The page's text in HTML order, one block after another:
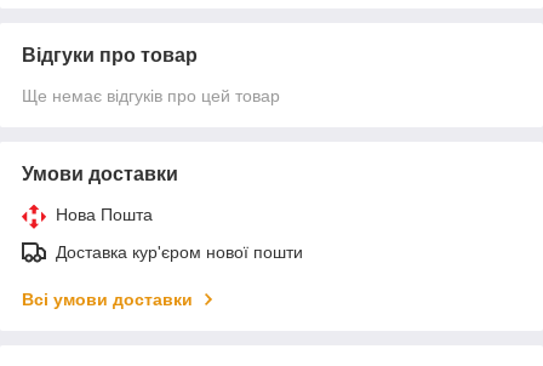
Відгуки про товар
Ще немає відгуків про цей товар
Умови доставки
Нова Пошта
Доставка кур'єром нової пошти
Всі умови доставки